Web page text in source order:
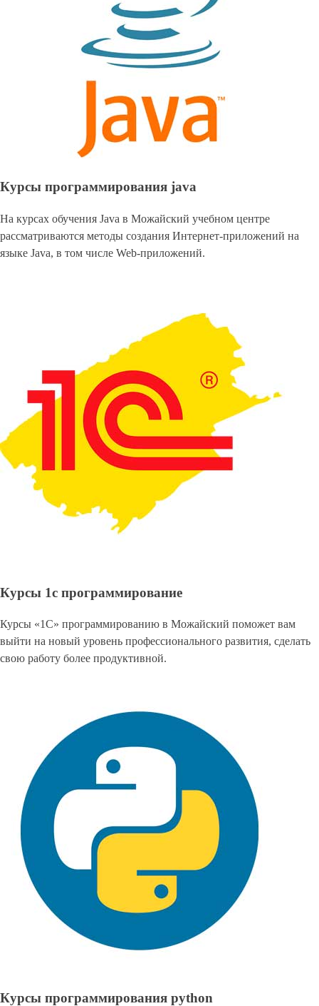
Курсы программирования java
На курсах обучения Java в Можайский учебном центре
рассматриваются методы создания Интернет-приложений на
языке Java, в том числе Web-приложений.
Курсы 1с программирование
Курсы «1С» программированию в Можайский поможет вам
выйти на новый уровень профессионального развития, сделать
свою работу более продуктивной.
Курсы программирования python